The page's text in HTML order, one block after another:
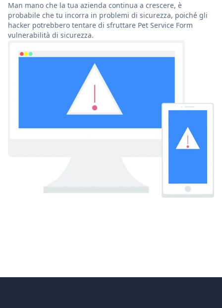
Man mano che la tua azienda continua a crescere, è
probabile che tu incorra in problemi di sicurezza, poiché gli
hacker potrebbero tentare di sfruttare Pet Service Form
vulnerabilità di sicurezza.